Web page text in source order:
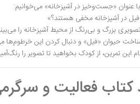
عنوان «جست‌وخیز در آشپزخانه» می‌خوانیم:
در آشپزخانه مخفی هستند؟»
بزرگ و بی‌رنگ از محیط آشپزخانه را
حیوان «فیل» و دنبال کردن این خرطوم‌ها
این تمرین، از کودک بخواهید تا تصویر را
کتاب فعالیت و